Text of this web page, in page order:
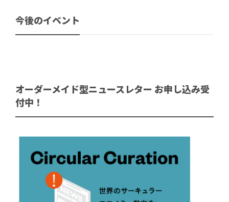
今後のイベント
オーダーメイド型ニュースレター お申し込み受
付中！